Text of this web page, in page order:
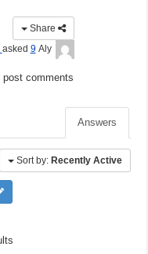
Aly
asked9 سنوات ago
comments
Answers
Sort by: Recently Active